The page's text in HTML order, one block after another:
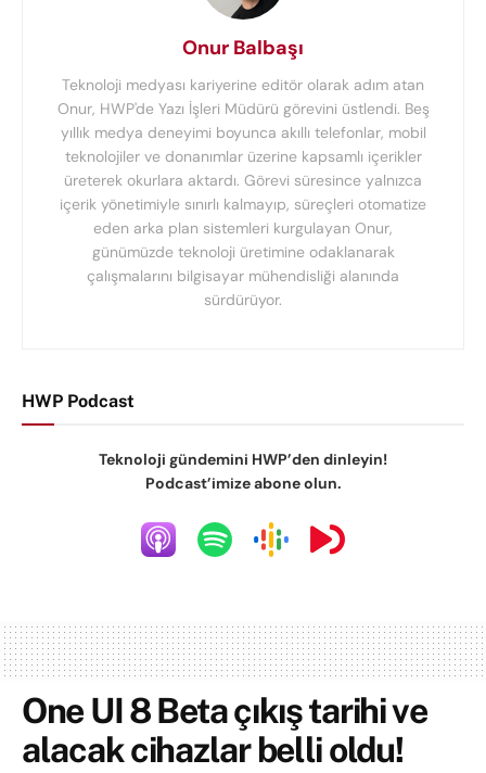
Onur Balbaşı
Teknoloji medyası kariyerine editör olarak adım atan
Onur, HWP'de Yazı İşleri Müdürü görevini üstlendi. Beş
yıllık medya deneyimi boyunca akıllı telefonlar, mobil
teknolojiler ve donanımlar üzerine kapsamlı içerikler
üreterek okurlara aktardı. Görevi süresince yalnızca
içerik yönetimiyle sınırlı kalmayıp, süreçleri otomatize
eden arka plan sistemleri kurgulayan Onur,
günümüzde teknoloji üretimine odaklanarak
çalışmalarını bilgisayar mühendisliği alanında
sürdürüyor.
HWP Podcast
Teknoloji gündemini HWP’den dinleyin!
Podcast’imize abone olun.
One UI 8 Beta çıkış tarihi ve
alacak cihazlar belli oldu!